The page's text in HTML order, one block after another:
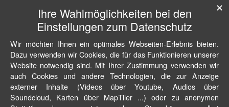
Ihre Wahlmöglichkeiten bei den
Einstellungen zum Datenschutz
Wir möchten Ihnen ein optimales Webseiten-Erlebnis bieten.
Dazu verwenden wir Cookies, die für das Funktionieren unserer
Website notwendig sind. Mit Ihrer Zustimmung verwenden wir
auch Cookies und andere Technologien, die zur Anzeige
externer Inhalte (Videos über Youtube, Audios über
Soundcloud, Karten über MapTiler ...) oder zu anonymen
✕